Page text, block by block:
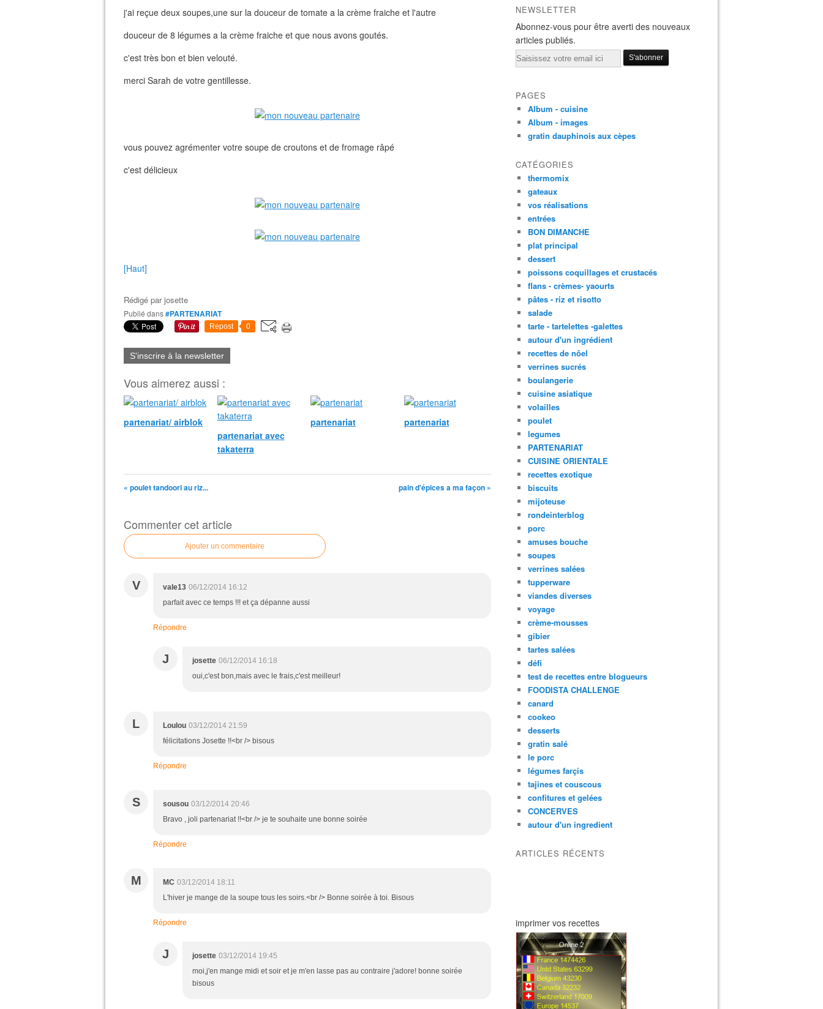
j'ai reçue deux soupes,une sur la douceur de tomate a la crème fraiche et l'autre
douceur de 8 légumes a la crème fraiche et que nous avons goutés.
c'est très bon et bien velouté.
merci Sarah de votre gentillesse.
vous pouvez agrémenter votre soupe de croutons et de fromage râpé
c'est délicieux
[Haut]
Rédigé parjosette
Publié dans#PARTENARIAT
Repost 0
S'inscrire à la newsletter
Vous aimerez aussi :
partenariat/ airblok
partenariat avec
takaterra
partenariat partenariat
« poulet tandoori au riz... pain d'épices a ma façon »
Commenter cet article
Ajouter un commentaire
V vale13 06/12/2014 16:12
parfait avec ce temps !!! et ça dépanne aussi
Répondre
J josette 06/12/2014 16:18
oui,c'est bon,mais avec le frais,c'est meilleur!
L Loulou 03/12/2014 21:59
félicitations Josette !!<br /> bisous
Répondre
S sousou 03/12/2014 20:46
Bravo , joli partenariat !!<br /> je te souhaite une bonne soirée
Répondre
M MC 03/12/2014 18:11
L'hiver je mange de la soupe tous les soirs.<br /> Bonne soirée à toi. Bisous
Répondre
J josette 03/12/2014 19:45
moi,j'en mange midi et soir et je m'en lasse pas au contraire j'adore! bonne soirée
bisous
NEWSLETTER
Abonnez-vous pour être averti des nouveaux
articles publiés.
Email
PAGES
Album - cuisine
Album - images
gratin dauphinois aux cèpes
CATÉGORIES
thermomix
gateaux
vos réalisations
entrées
BON DIMANCHE
plat principal
dessert
poissons coquillages et crustacés
flans - crèmes- yaourts
pâtes - riz et risotto
salade
tarte - tartelettes -galettes
autour d'un ingrédient
recettes de nôel
verrines sucrés
boulangerie
cuisine asiatique
volailles
poulet
legumes
PARTENARIAT
CUISINE ORIENTALE
recettes exotique
biscuits
mijoteuse
rondeinterblog
porc
amuses bouche
soupes
verrines salées
tupperware
viandes diverses
voyage
crème-mousses
gibier
tartes salées
défi
test de recettes entre blogueurs
FOODISTA CHALLENGE
canard
cookeo
desserts
gratin salé
le porc
légumes farçis
tajines et couscous
confitures et gelées
CONCERVES
autour d'un ingredient
ARTICLES RÉCENTS
imprimer vos recettes